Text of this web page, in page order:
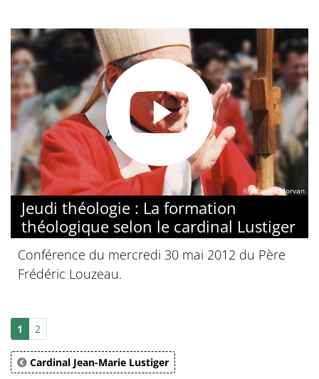
© Jacques Morvan
Jeudi théologie : La formation
théologique selon le cardinal Lustiger
Conférence du mercredi 30 mai 2012 du Père
Frédéric Louzeau.
1 2
Cardinal Jean-Marie Lustiger